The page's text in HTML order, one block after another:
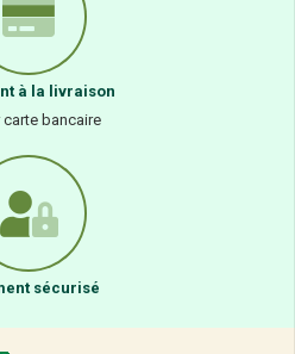
à la livraison
carte bancaire
sécurisé